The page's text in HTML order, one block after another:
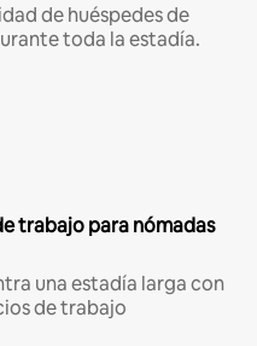
de huéspedes de
toda la estadía.
trabajo para nómadas
una estadía larga con
de trabajo